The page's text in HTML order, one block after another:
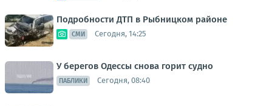
Подробности ДТП в Рыбницком районе
СМИ Сегодня, 14:25
У берегов Одессы снова горит судно
ПАБЛИКИ Сегодня, 08:40